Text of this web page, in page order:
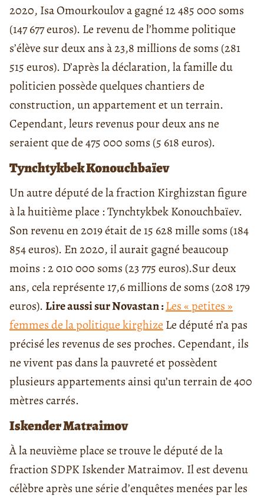
2020, Isa Omourkoulov a gagné 12 485 000 soms
(147 677 euros). Le revenu de l’homme politique
s’élève sur deux ans à 23,8 millions de soms (281
515 euros). D’après la déclaration, la famille du
politicien possède quelques chantiers de
construction, un appartement et un terrain.
Cependant, leurs revenus pour deux ans ne
seraient que de 475 000 soms (5 618 euros).
Tynchtykbek Konouchbaïev
Un autre député de la fraction Kirghizstan figure
à la huitième place : Tynchtykbek Konouchbaïev.
Son revenu en 2019 était de 15 628 mille soms (184
854 euros). En 2020, il aurait gagné beaucoup
moins : 2 010 000 soms (23 775 euros).Sur deux
ans, cela représente 17,6 millions de soms (208 179
euros). Lire aussi sur Novastan :Les « petites »
femmes de la politique kirghize Le député n’a pas
précisé les revenus de ses proches. Cependant, ils
ne vivent pas dans la pauvreté et possèdent
plusieurs appartements ainsi qu’un terrain de 400
mètres carrés.
Iskender Matraimov
À la neuvième place se trouve le député de la
fraction SDPK Iskender Matraimov. Il est devenu
célèbre après une série d’enquêtes menées par les